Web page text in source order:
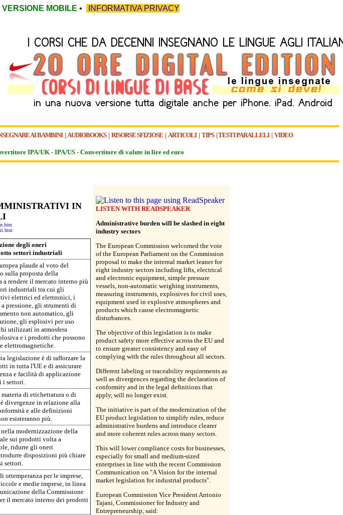
VERSIONE MOBILE • INFORMATIVA PRIVACY
AI BAMBINI| AUDIOBOOKS| RISORSE SFIZIOSE | ARTICOLI| TIPS|TESTI PARALLELI| VIDEO
IPA/UK - IPA/US - Convertitore di valute in lire ed euro
IN
degli oneri
settori industriali
plaude al voto del
sulla proposta della
a rendere il mercato interno più
industriali tra cui gli
elettrici ed elettronici, i
pressione, gli strumenti di
non automatico, gli
gli esplosivi per uso
utilizzati in atmosfera
e i prodotti che possono
elettromagnetiche.
legislazione è di rafforzare la
in tutta l'UE e di assicurare
e facilità di applicazione
i settori.
di etichettatura o di
divergenze in relazione alla
e alle definizioni
esisteranno più.
modernizzazione della
sui prodotti volta a
ridurre gli oneri
disposizioni più chiare
settori.
ottemperanza per le imprese,
e medie imprese, in linea
della Commissione
il mercato interno dei prodotti
LISTEN WITH READSPEAKER
Administrative burden will be slashed in eight
industry sectors
The European Commission welcomed the vote
of the European Parliament on the Commission
proposal to make the internal market leaner for
eight industry sectors including lifts, electrical
and electronic equipment, simple pressure
vessels, non-automatic weighing instruments,
measuring instruments, explosives for civil uses,
equipment used in explosive atmospheres and
products which cause electromagnetic
disturbances.
The objective of this legislation is to make
product safety more effective across the EU and
to ensure greater consistency and easy of
complying with the rules throughout all sectors.
Different labeling or traceability requirements as
well as divergences regarding the declaration of
conformity and in the legal definitions that
apply, will no longer exist.
The initiative is part of the modernization of the
EU product legislation to simplify rules, reduce
administrative burdens and introduce clearer
and more coherent rules across many sectors.
This will lower compliance costs for businesses,
especially for small and medium-sized
enterprises in line with the recent Commission
Communication on "A Vision for the internal
market legislation for industrial products".
European Commission Vice President Antonio
Tajani, Commissioner for Industry and
Entrepreneurship, said: